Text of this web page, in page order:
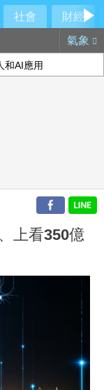
社會
財經
氣象
和AI應用
上看350億